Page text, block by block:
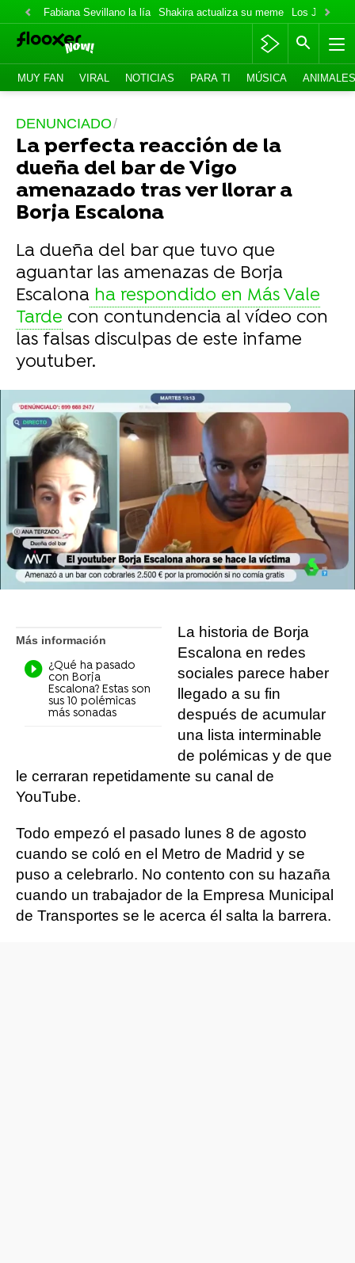
Fabiana Sevillano la lía Shakira actualiza su meme Los Jonas
MUY FAN VIRAL NOTICIAS PARA TI MÚSICA ANIMALES
DENUNCIADO
La perfecta reacción de la
dueña del bar de Vigo
amenazado tras ver llorar a
Borja Escalona
La dueña del bar que tuvo que
aguantar las amenazas de Borja
Escalona ha respondido en Más Vale
Tarde con contundencia al vídeo con
las falsas disculpas de este infame
youtuber.
Flooxer Now
Madrid
Publicado: 17 de agosto de 2022, 16:33
WhatsappFacebook
X Flipboard
Más información
¿Qué ha pasado
con Borja
Escalona? Estas son
sus 10 polémicas
más sonadas
La historia de Borja
Escalona en redes
sociales parece haber
llegado a su fin
después de acumular
una lista interminable
de polémicas y de que
le cerraran repetidamente su canal de
YouTube.
Todo empezó el pasado lunes 8 de agosto
cuando se coló en el Metro de Madrid y se
puso a celebrarlo. No contento con su hazaña
cuando un trabajador de la Empresa Municipal
de Transportes se le acerca él salta la barrera.